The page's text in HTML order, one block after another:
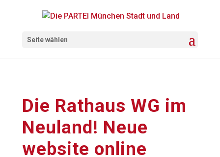
Seite wählen
Die Rathaus WG im
Neuland! Neue
website online